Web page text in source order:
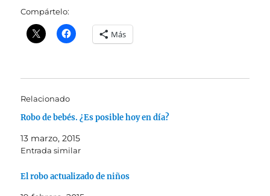
Compártelo:
Más
Relacionado
Robo de bebés. ¿Es posible hoy en día?
13 marzo, 2015
Entrada similar
El robo actualizado de niños